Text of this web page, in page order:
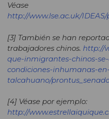
Véase
http://www.lse.ac.uk/
[3] También se han
trabajadores chinos. http://
que-inmigrantes-chinos-
condiciones-inhumanas-en-
talcahuano/
[4] Véase por ejemplo:
http://